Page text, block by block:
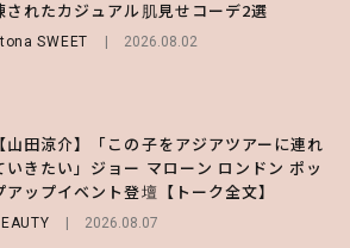
されたカジュアル肌見せコーデ2選
SWEET 2026.08.02
【山田涼介】「この子をアジアツアーに連れ
いきたい」ジョー マローン ロンドン ポッ
アップイベント登壇【トーク全文】
2026.08.07
ュー！
ENTERTAINMENT
【ハローキティ】がスシローと初コラボ♡
1弾の気になるメニュー＆限定グッズを総
ェック！
2026.07.31
味方！【オトナミューズ9月号増刊】
2026.07.12
【谷まりあ】夏は“シアースカート”でさり
なく肌見せ！透け感のニュアンスを楽しめ
マストハブアイテム4選
2026.07.19